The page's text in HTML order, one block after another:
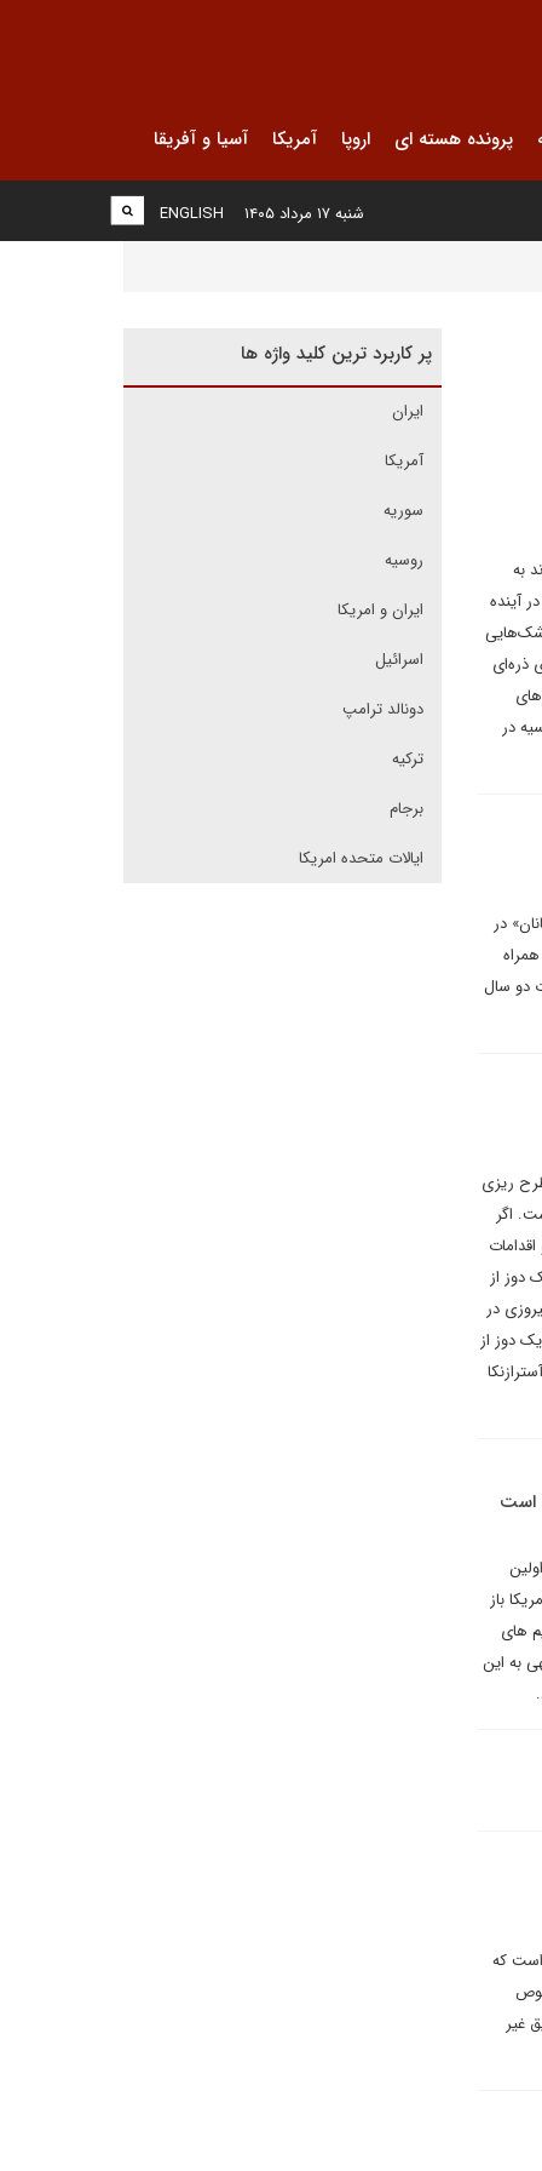
پرونده هسته ای اروپا آمریکا آسیا و آفریقا
ENGLISH شنبه ۱۷ مرداد ۱۴۰۵
به
آینده
ذره‌ای
در
در
به مدت دو سال
ریزی
اگر
دوز از
در
دوز از
است
باز
های
به این
است که
غیر
پر کاربرد ترین کلید واژه ها
ایران
آمریکا
سوریه
روسیه
ایران و امریکا
اسرائیل
دونالد ترامپ
ترکیه
برجام
ایالات متحده امریکا